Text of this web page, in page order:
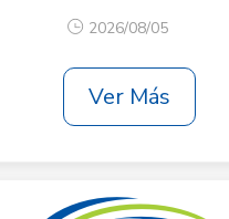
2026/08/05
Ver Más